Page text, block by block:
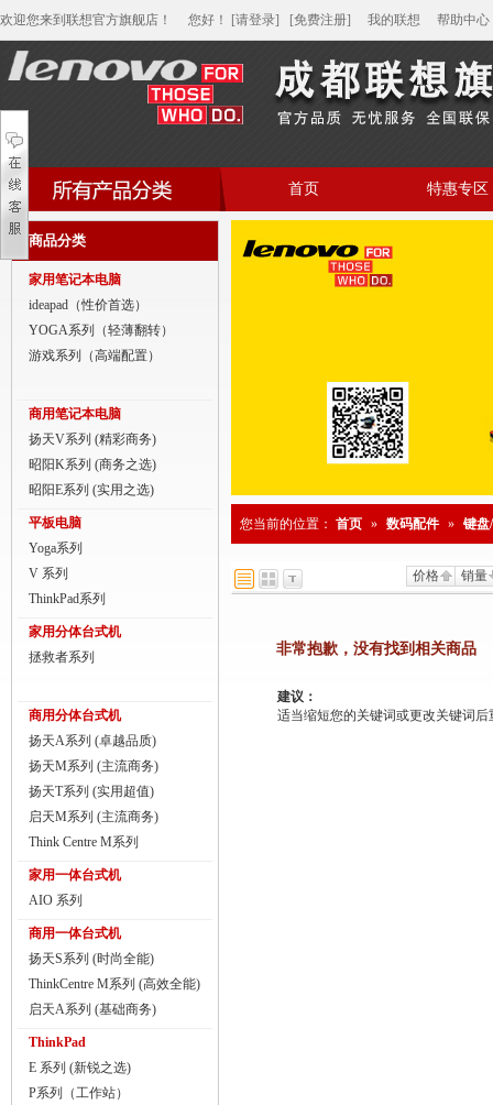
欢迎您来到联想官方旗舰店！ 您好 ！ [请登录] [免费注册] 我的联想 帮助中心
家用笔记本电脑
商用笔记本电脑
平板电脑
商用分体台式机
家用一体台式机
ThinkPad
ThinkStation工作站
联想服务器
首页 特惠专区
商品分类
家用笔记本电脑
ideapad（性价首选）
YOGA系列（轻薄翻转）
游戏系列（高端配置）
商用笔记本电脑
扬天V系列 (精彩商务)
昭阳K系列 (商务之选)
昭阳E系列 (实用之选)
平板电脑
Yoga系列
V 系列
ThinkPad系列
家用分体台式机
拯救者系列
商用分体台式机
扬天A系列 (卓越品质)
扬天M系列 (主流商务)
扬天T系列 (实用超值)
启天M系列 (主流商务)
Think Centre M系列
家用一体台式机
AIO 系列
商用一体台式机
扬天S系列 (时尚全能)
ThinkCentre M系列 (高效全能)
启天A系列 (基础商务)
ThinkPad
E 系列 (新锐之选)
P系列（工作站）
您当前的位置： 首页 » 数码配件 » 键盘
价格 销量
非常抱歉，没有找到相关商品
建议：
适当缩短您的关键词或更改关键词后